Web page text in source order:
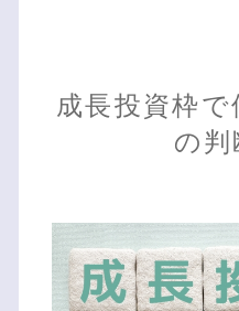
成長投資枠
の判